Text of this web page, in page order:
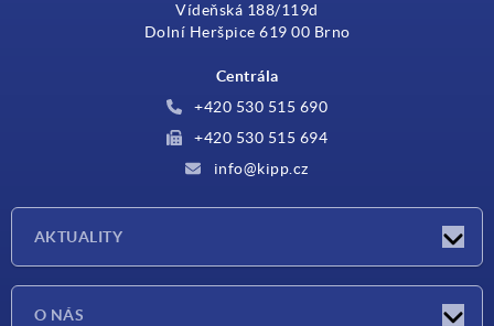
Vídeňská 188/119d
Dolní Heršpice 619 00 Brno
Centrála
+420 530 515 690
+420 530 515 694
info@kipp.cz
AKTUALITY
O NÁS